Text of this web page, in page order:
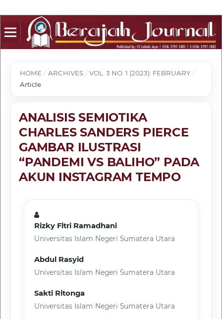
HOME / ARCHIVES / VOL. 3 NO. 1 (2023): FEBRUARY /
Article
ANALISIS SEMIOTIKA
CHARLES SANDERS PIERCE
GAMBAR ILUSTRASI
“PANDEMI VS BALIHO” PADA
AKUN INSTAGRAM TEMPO
Rizky Fitri Ramadhani
Universitas Islam Negeri Sumatera Utara
Abdul Rasyid
Universitas Islam Negeri Sumatera Utara
Sakti Ritonga
Universitas Islam Negeri Sumatera Utara